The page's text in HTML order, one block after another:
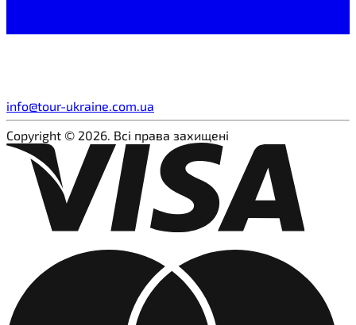
info@tour-ukraine.com.ua
Copyright © 2026. Всі права захищені